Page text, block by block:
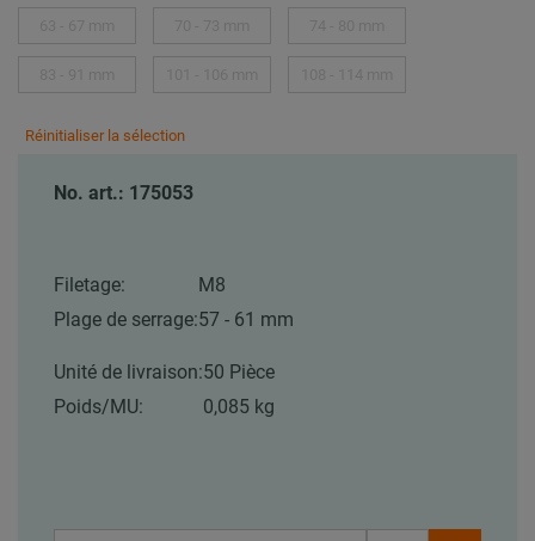
Réinitialiser la sélection
No. art.: 175053
Filetage:
M8
Plage de serrage:57 - 61 mm
Unité de livraison:50 Pièce
Poids/MU:
0,085 kg